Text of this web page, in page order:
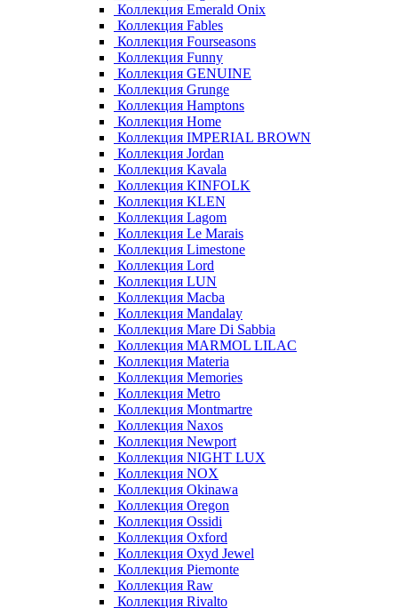
Коллекция Emerald Onix
Коллекция Fables
Коллекция Fourseasons
Коллекция Funny
Коллекция GENUINE
Коллекция Grunge
Коллекция Hamptons
Коллекция Home
Коллекция IMPERIAL BROWN
Коллекция Jordan
Коллекция Kavala
Коллекция KINFOLK
Коллекция KLEN
Коллекция Lagom
Коллекция Le Marais
Коллекция Limestone
Коллекция Lord
Коллекция LUN
Коллекция Macba
Коллекция Mandalay
Коллекция Mare Di Sabbia
Коллекция MARMOL LILAC
Коллекция Materia
Коллекция Memories
Коллекция Metro
Коллекция Montmartre
Коллекция Naxos
Коллекция Newport
Коллекция NIGHT LUX
Коллекция NOX
Коллекция Okinawa
Коллекция Oregon
Коллекция Ossidi
Коллекция Oxford
Коллекция Oxyd Jewel
Коллекция Piemonte
Коллекция Raw
Коллекция Rivalto